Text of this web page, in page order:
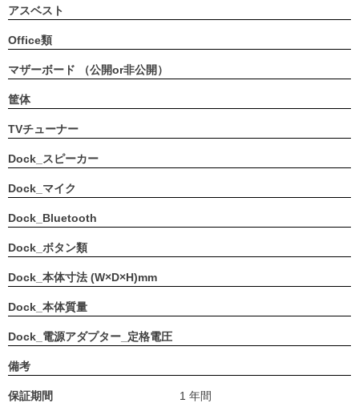
アスベスト
Office類
マザーボード （公開or非公開）
筐体
TVチューナー
Dock_スピーカー
Dock_マイク
Dock_Bluetooth
Dock_ボタン類
Dock_本体寸法 (W×D×H)mm
Dock_本体質量
Dock_電源アダプター_定格電圧
備考
保証期間 1 年間